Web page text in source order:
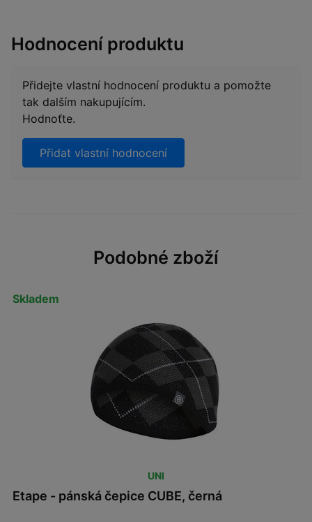
Hodnocení produktu
Přidejte vlastní hodnocení produktu a pomožte
tak dalším nakupujícím.
Hodnoťte.
Přidat vlastní hodnocení
Podobné zboží
Skladem
UNI
Etape - pánská čepice CUBE, černá